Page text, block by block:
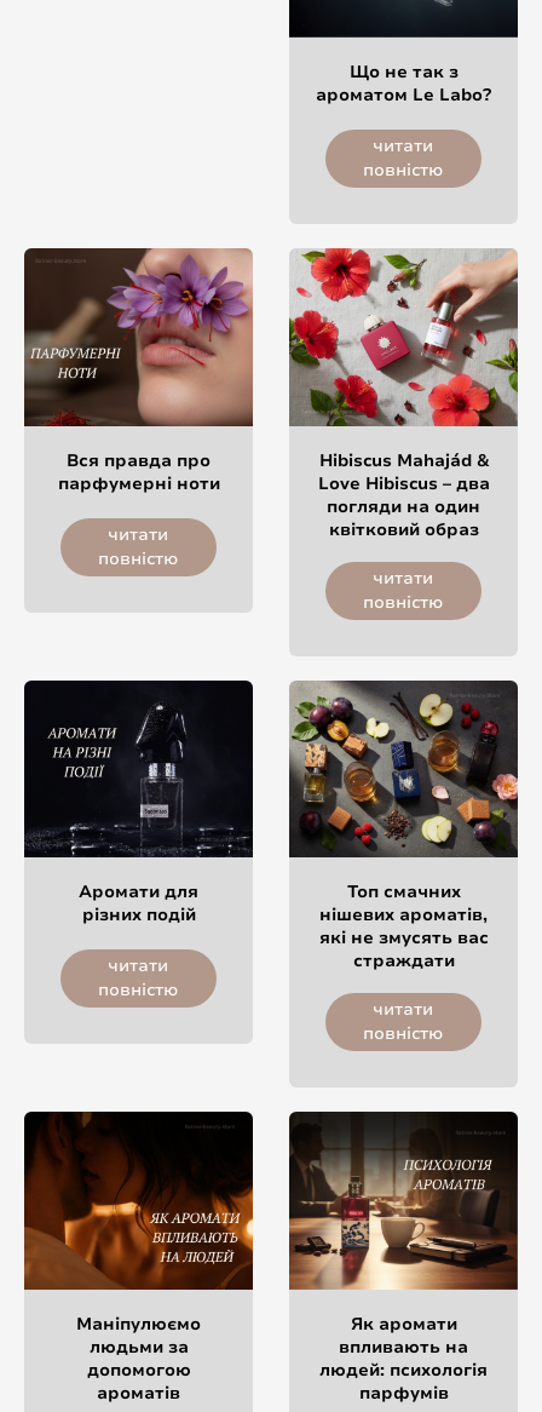
Що не так з
ароматом Le Labo?
читати
повністю
Вся правда про
парфумерні ноти
читати
повністю
Hibiscus Mahajád &
Love Hibiscus – два
погляди на один
квітковий образ
читати
повністю
Аромати для
різних подій
читати
повністю
Топ смачних
нішевих ароматів,
які не змусять вас
страждати
читати
повністю
Маніпулюємо
людьми за
допомогою
ароматів
Як аромати
впливають на
людей: психологія
парфумів